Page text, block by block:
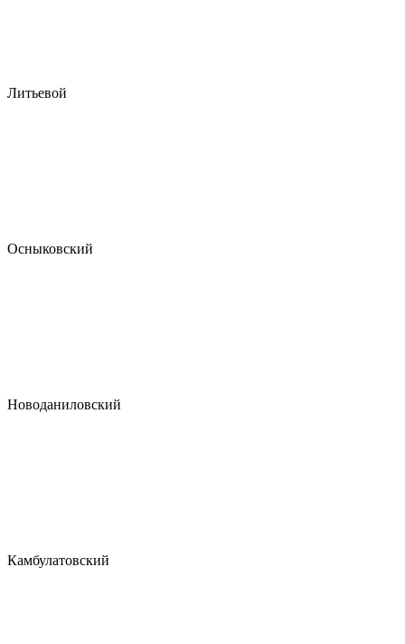
Литьевой
Осныковский
Новоданиловский
Камбулатовский